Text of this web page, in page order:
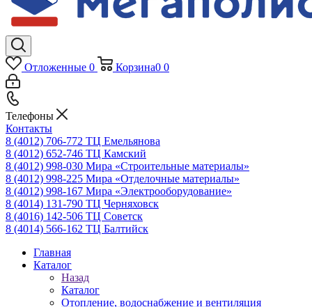
Отложенные 0 Корзина0 0
Телефоны
Контакты
8 (4012) 706-772 ТЦ Емельянова
8 (4012) 652-746 ТЦ Камский
8 (4012) 998-030 Мира «Строительные материалы»
8 (4012) 998-225 Мира «Отделочные материалы»
8 (4012) 998-167 Мира «Электрооборудование»
8 (4014) 131-790 ТЦ Черняховск
8 (4016) 142-506 ТЦ Советск
8 (4014) 566-162 ТЦ Балтийск
Главная
Каталог
Назад
Каталог
Отопление, водоснабжение и вентиляция